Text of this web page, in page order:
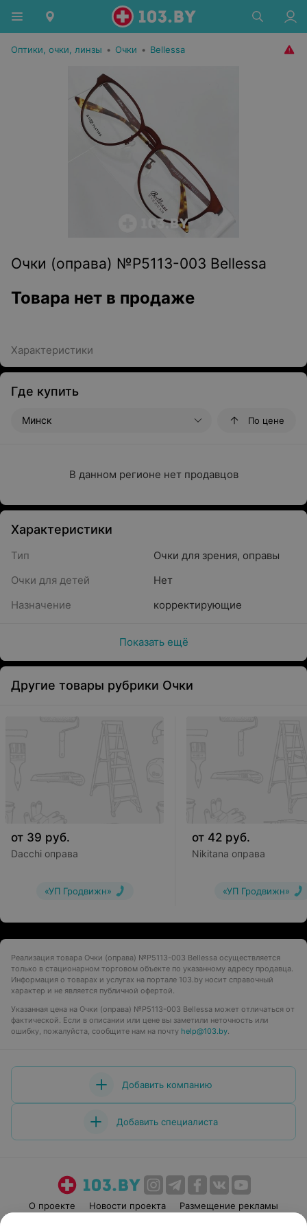
Оптики, очки, линзы • Очки • Bellessa
Очки (оправа) №P5113-003 Bellessa
Товара нет в продаже
Характеристики
Где купить
Минск По цене
В данном регионе нет продавцов
Характеристики
Тип
Очки для зрения, оправы
Очки для детей
Нет
Назначение
корректирующие
Показать ещё
Другие товары рубрики Очки
от 39 руб.
Dacchi оправа
«УП Гродвижн»
от 42 руб.
Nikitana оправа
«УП Гродвижн»
Реализация товара Очки (оправа) №P5113-003 Bellessa осуществляется
только в стационарном торговом объекте по указанному адресу продавца.
Информация о товарах и услугах на портале 103.by носит справочный
характер и не является публичной офертой.
Указанная цена на Очки (оправа) №P5113-003 Bellessa может отличаться от
фактической. Если в описании или цене вы заметили неточность или
ошибку, пожалуйста, сообщите нам на почту help@103.by.
Добавить компанию
Добавить специалиста
О проекте Новости проекта
Размещение рекламы